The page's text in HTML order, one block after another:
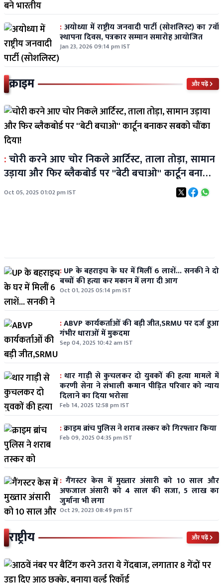
:अयोध्या में राष्ट्रीय जनवादी पार्टी (सोशलिस्ट) का 7वाँ
स्थापना दिवस, पत्रकार सम्मान समारोह आयोजित
Jan 23, 2026 09:14 pm IST
क्राइम और पढ़ें
:चोरी करने आए चोर निकले आर्टिस्ट, ताला तोड़ा, सामान
उड़ाया और फिर ब्लैकबोर्ड पर ''बेटी बचाओ'' कार्टून बनाकर
सबको चौंका दिया!
Oct 05, 2025 01:02 pm IST
:UP के बहराइच के घर में मिलीं 6 लाशें... सनकी ने दो
बच्चों की हत्या कर मकान में लगा दी आग
Oct 01, 2025 05:14 pm IST
:ABVP कार्यकर्ताओं की बड़ी जीत,SRMU पर दर्ज हुआ
गंभीर धाराओं में मुकदमा
Sep 04, 2025 10:42 am IST
:थार गाड़ी से कुचलकर दो युवकों की हत्या मामले में
करणी सेना ने संभाली कमान पीड़ित परिवार को न्याय
दिलाने का दिया भरोसा
Feb 14, 2025 12:58 pm IST
:क्राइम ब्रांच पुलिस ने शराब तस्कर को गिरफ्तार किया
Feb 09, 2025 04:35 pm IST
: गैंगस्टर केस में मुख्तार अंसारी को 10 साल और
अफजाल अंसारी को 4 साल की सजा, 5 लाख का
जुर्माना भी लगा
Oct 29, 2023 08:49 pm IST
राष्ट्रीय और पढ़ें